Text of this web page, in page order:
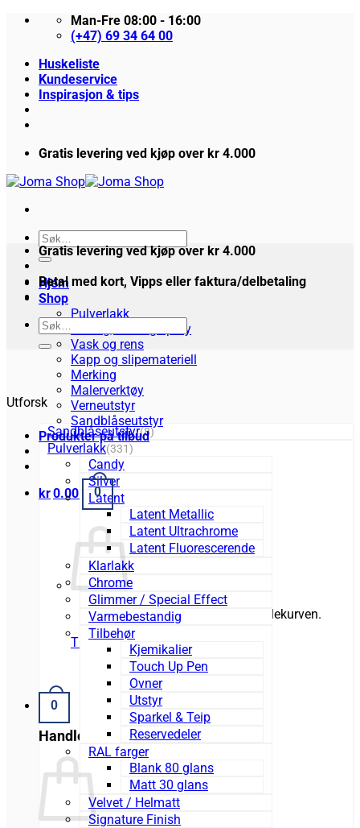
Skip
Man-Fre 08:00 - 16:00
(+47) 69 34 64 00
Huskeliste
Kundeservice
Inspirasjon & tips
Gratis levering ved kjøp over kr 4.000
Søk
etter:
Hjem
Shop
Pulverlakk
Maling, lakk og spray
Vask og rens
Kapp og slipemateriell
Merking
Malerverktøy
Verneutstyr
Sandblåseutstyr
Produkter på tilbud
kr0.00 0
Du har ingen produkter i handlekurven.
Tilbake til butikken
0
Handlekurv
Gratis levering ved kjøp over kr 4.000
Betal med kort, Vipps eller faktura/delbetaling
Søk
etter:
Utforsk
Sandblåseutstyr(8)
Pulverlakk(331)
Candy
Silver
Latent
Latent Metallic
Latent Ultrachrome
Latent Fluorescerende
Klarlakk
Chrome
Glimmer / Special Effect
Varmebestandig
Tilbehør
Kjemikalier
Touch Up Pen
Ovner
Utstyr
Sparkel & Teip
Reservedeler
RAL farger
Blank 80 glans
Matt 30 glans
Velvet / Helmatt
Signature Finish